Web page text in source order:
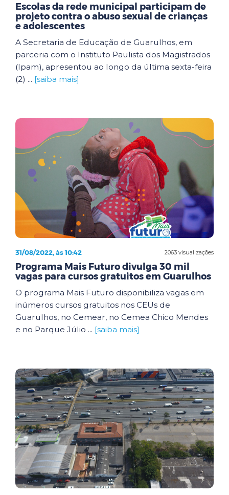
Escolas da rede municipal participam de
projeto contra o abuso sexual de crianças
e adolescentes
A Secretaria de Educação de Guarulhos, em
parceria com o Instituto Paulista dos Magistrados
(Ipam), apresentou ao longo da última sexta-feira
(2) ... [saiba mais]
2063 visualizações
31/08/2022, às 10:42
Programa Mais Futuro divulga 30 mil
vagas para cursos gratuitos em Guarulhos
O programa Mais Futuro disponibiliza vagas em
inúmeros cursos gratuitos nos CEUs de
Guarulhos, no Cemear, no Cemea Chico Mendes
e no Parque Júlio ... [saiba mais]